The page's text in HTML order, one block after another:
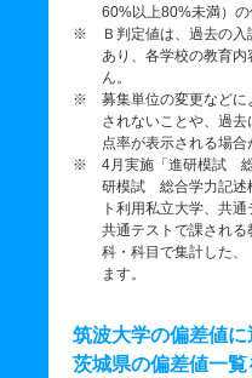
60%以上80%未満）の
※ Ｂ判定値は、過去の入
あり、各学校の教育
ん。
※ 募集単位の変更などに
されないことや、過
点率が表示される場合
※ 4月実施「進研模試 総
研模試 総合学力記述
ト利用私立大学、共
共通テストで課され
科・科目で集計した
ます。
筑波大学の偏差値
茨城県の偏差値一覧